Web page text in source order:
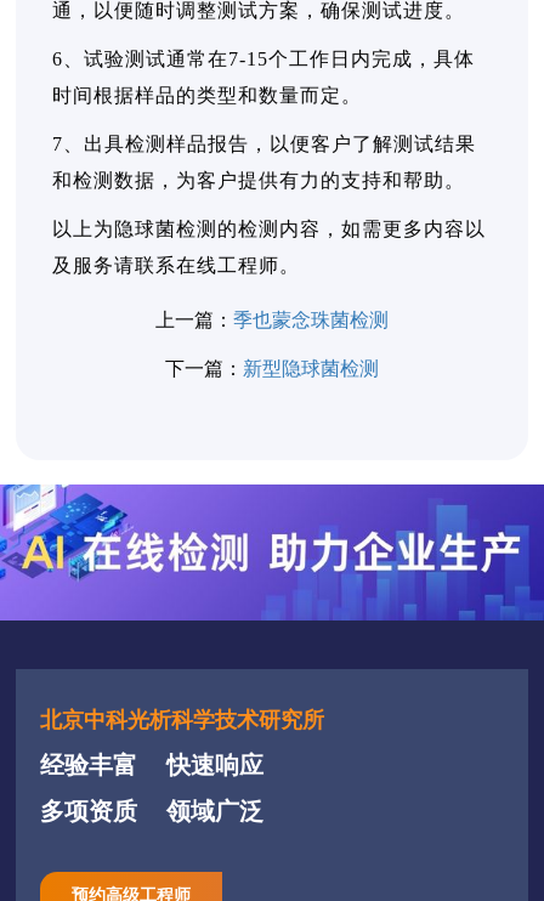
通，以便随时调整测试方案，确保测试进度。
6、试验测试通常在7-15个工作日内完成，具体
时间根据样品的类型和数量而定。
7、出具检测样品报告，以便客户了解测试结果
和检测数据，为客户提供有力的支持和帮助。
以上为隐球菌检测的检测内容，如需更多内容以
及服务请联系在线工程师。
上一篇： 季也蒙念珠菌检测
下一篇： 新型隐球菌检测
北京中科光析科学技术研究所
经验丰富
快速响应
多项资质
领域广泛
预约高级工程师